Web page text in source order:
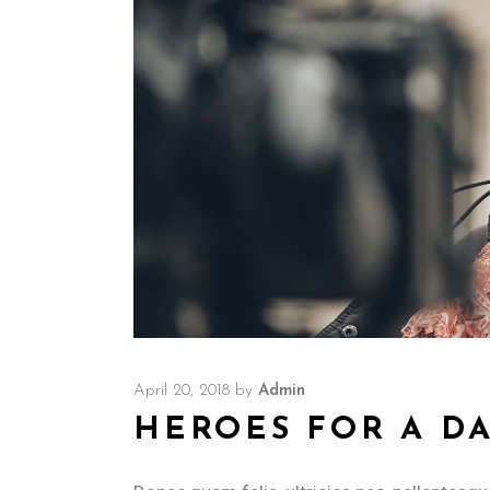
April 20, 2018 by Admin
HEROES FOR A